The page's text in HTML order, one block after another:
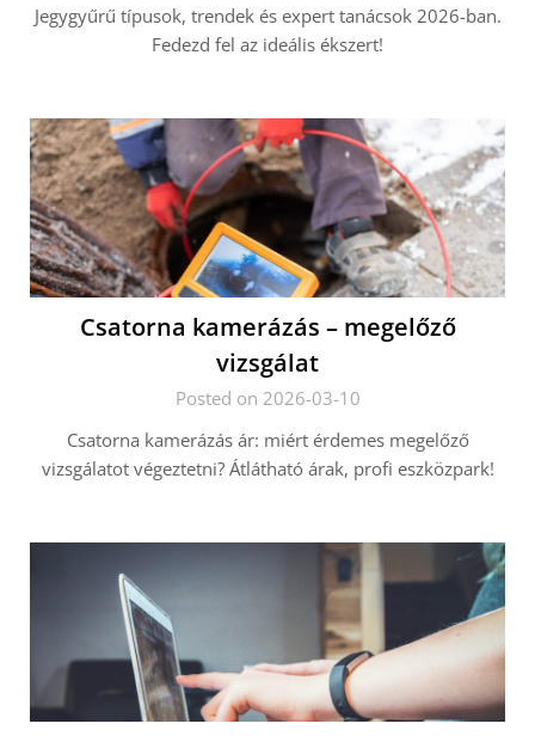
Jegygyűrű típusok, trendek és expert tanácsok 2026-ban.
Fedezd fel az ideális ékszert!
Csatorna kamerázás – megelőző
vizsgálat
Posted on 2026-03-10
Csatorna kamerázás ár: miért érdemes megelőző
vizsgálatot végeztetni? Átlátható árak, profi eszközpark!